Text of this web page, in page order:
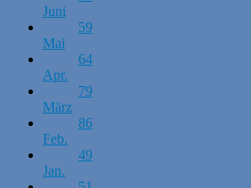
Juni
59
Mai
64
Apr.
79
März
86
Feb.
49
Jan.